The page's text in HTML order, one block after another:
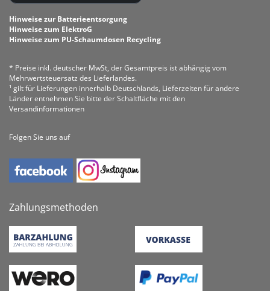
Hinweise zur Batterieentsorgung
Hinweise zum ElektroG
Hinweise zum PU-Schaumdosen Recycling
* Preise inkl. deutscher MwSt, der Gesamtpreis ist abhängig vom
Mehrwertsteuersatz des Lieferlandes.
¹ gilt für Lieferungen innerhalb Deutschlands, Lieferzeiten für andere
Länder entnehmen Sie bitte der Schaltfläche mit den
Versandinformationen
Folgen Sie uns auf
Zahlungsmethoden